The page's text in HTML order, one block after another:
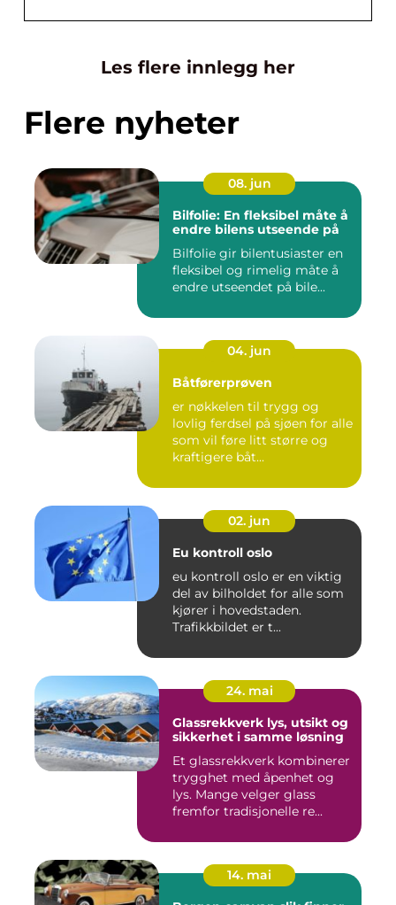
Les flere innlegg her
Flere nyheter
08. jun
Bilfolie: En fleksibel måte å
endre bilens utseende på
Bilfolie gir bilentusiaster en
fleksibel og rimelig måte å
endre utseendet på bile...
04. jun
Båtførerprøven
er nøkkelen til trygg og
lovlig ferdsel på sjøen for alle
som vil føre litt større og
kraftigere båt...
02. jun
Eu kontroll oslo
eu kontroll oslo er en viktig
del av bilholdet for alle som
kjører i hovedstaden.
Trafikkbildet er t...
24. mai
Glassrekkverk lys, utsikt og
sikkerhet i samme løsning
Et glassrekkverk kombinerer
trygghet med åpenhet og
lys. Mange velger glass
fremfor tradisjonelle re...
14. mai